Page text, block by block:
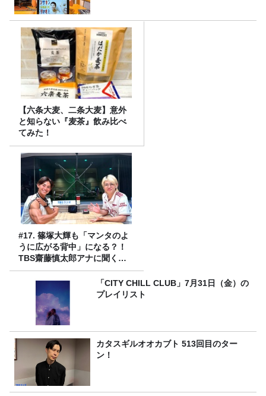
【六条大麦、二条大麦】意外
と知らない『麦茶』飲み比べ
てみた！
#17. 篠塚大輝も「マンタのよ
うに広がる背中」になる？！
TBS齋藤慎太郎アナに聞くメ
ンズフィジークの魅力！！
「CITY CHILL CLUB」7月31日（金）の
プレイリスト
カタスギルオオカブト 513回目のター
ン！